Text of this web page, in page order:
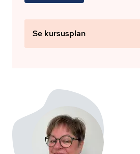
Se kursusplan